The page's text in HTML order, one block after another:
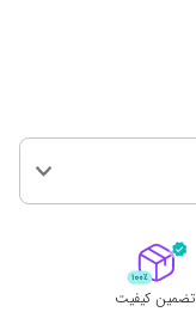
تضمین کیفیت